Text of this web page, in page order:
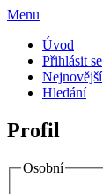
Menu
Úvod
Přihlásit se
Nejnovější
Hledání
Profil
Osobní